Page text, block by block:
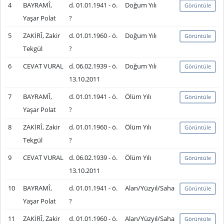
4
BAYRAMÎ,
Yaşar Polat
d. 01.01.1941 - ö.
?
Doğum Yılı Görüntüle
5
ZAKİRÎ, Zakir
Tekgül
d. 01.01.1960 - ö.
?
Doğum Yılı Görüntüle
6 CEVAT VURAL
d. 06.02.1939 - ö.
13.10.2011
Doğum Yılı Görüntüle
7
BAYRAMÎ,
Yaşar Polat
d. 01.01.1941 - ö.
?
Ölüm Yılı Görüntüle
8
ZAKİRÎ, Zakir
Tekgül
d. 01.01.1960 - ö.
?
Ölüm Yılı Görüntüle
9 CEVAT VURAL
d. 06.02.1939 - ö.
13.10.2011
Ölüm Yılı Görüntüle
10
BAYRAMÎ,
Yaşar Polat
d. 01.01.1941 - ö.
?
Alan/Yüzyıl/Saha Görüntüle
11 ZAKİRÎ, Zakir d. 01.01.1960 - ö. Alan/Yüzyıl/Saha Görüntüle